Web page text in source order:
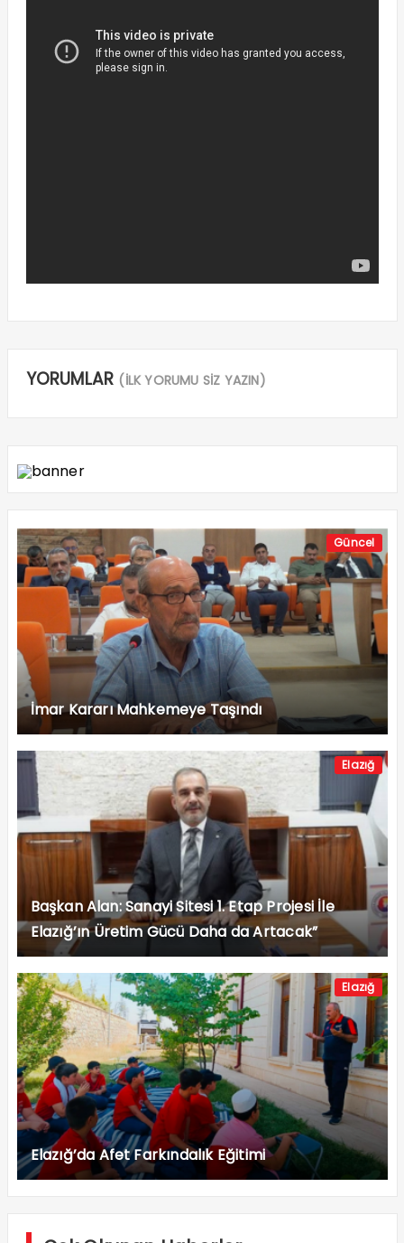
YORUMLAR (İLK YORUMU SİZ YAZIN)
Güncel
İmar Kararı Mahkemeye Taşındı
Elazığ
Başkan Alan: Sanayi Sitesi 1. Etap Projesi İle
Elazığ’ın Üretim Gücü Daha da Artacak”
Elazığ
Elazığ’da Afet Farkındalık Eğitimi